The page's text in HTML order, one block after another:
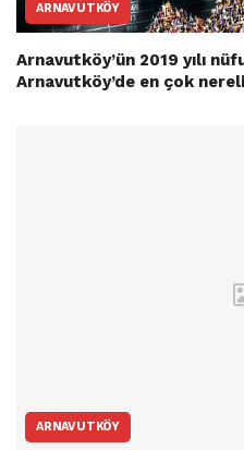
ARNAVUTKÖY
Arnavutköy’ün 2019 yılı
Arnavutköy’de en çok
ARNAVUTKÖY